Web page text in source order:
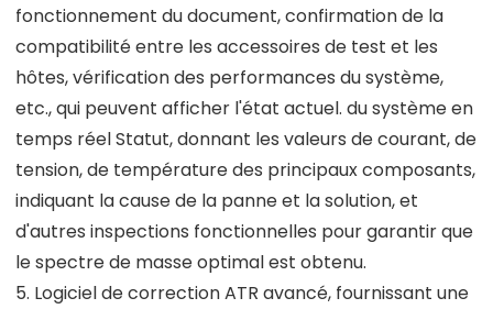
fonctionnement du document, confirmation de la
compatibilité entre les accessoires de test et les
hôtes, vérification des performances du système,
etc., qui peuvent afficher l'état actuel. du système en
temps réel Statut, donnant les valeurs de courant, de
tension, de température des principaux composants,
indiquant la cause de la panne et la solution, et
d'autres inspections fonctionnelles pour garantir que
le spectre de masse optimal est obtenu.
5. Logiciel de correction ATR avancé, fournissant une